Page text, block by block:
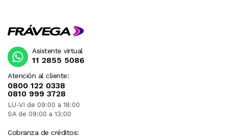
Atención al cliente:
0800 122 0338
0810 999 3728
LU-VI de 09:00 a 18:00
SA de 09:00 a 13:00
Cobranza de créditos:
Asistente virtual
11 2855 5086